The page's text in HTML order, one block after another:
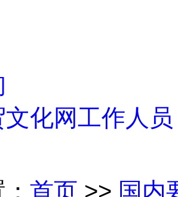
化网工作人员
首页 >> 国内